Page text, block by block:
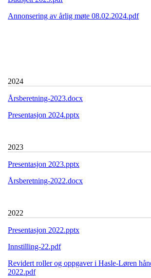
Annonsering av årlig møte 08.02.2024.pdf
2024
Årsberetning-2023.docx
Presentasjon 2024.pptx
2023
Presentasjon 2023.pptx
Årsberetning-2022.docx
2022
Presentasjon 2022.pptx
Innstilling-22.pdf
Revidert roller og oppgaver i Hasle-Løren
2022.pdf